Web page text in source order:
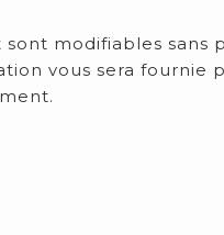
modifiables sans
vous sera